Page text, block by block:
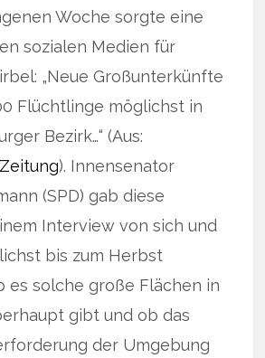
Woche sorgte eine
sozialen Medien für
„Neue Großunterkünfte
Flüchtlinge möglichst in
Bezirk…“ (Aus:
). Innensenator
(SPD) gab diese
Interview von sich und
bis zum Herbst
es solche große Flächen in
gibt und ob das
der Umgebung